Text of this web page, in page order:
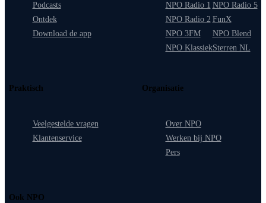
Podcasts
Ontdek
Download de app
NPO Radio 1
NPO Radio 2
NPO 3FM
NPO Klassiek
NPO Radio 5
FunX
NPO Blend
Sterren NL
Praktisch
Veelgestelde vragen
Klantenservice
Organisatie
Over NPO
Werken bij NPO
Pers
Ook NPO